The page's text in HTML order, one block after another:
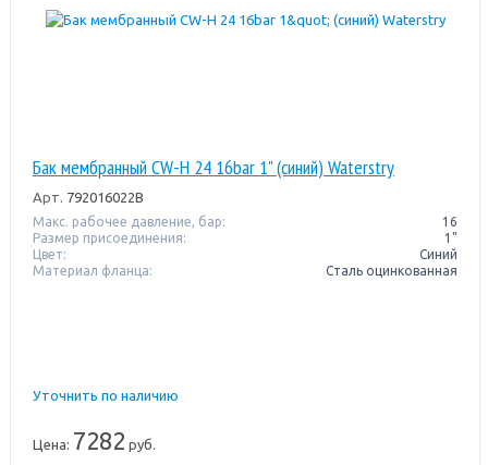
Бак мембранный CW-Н 24 16bar 1" (синий) Waterstry
Арт. 792016022B
Макс. рабочее давление, бар:
16
Размер присоединения:
1"
Цвет:
Синий
Материал фланца:
Сталь оцинкованная
Уточнить по наличию
Цена: 7282 руб.